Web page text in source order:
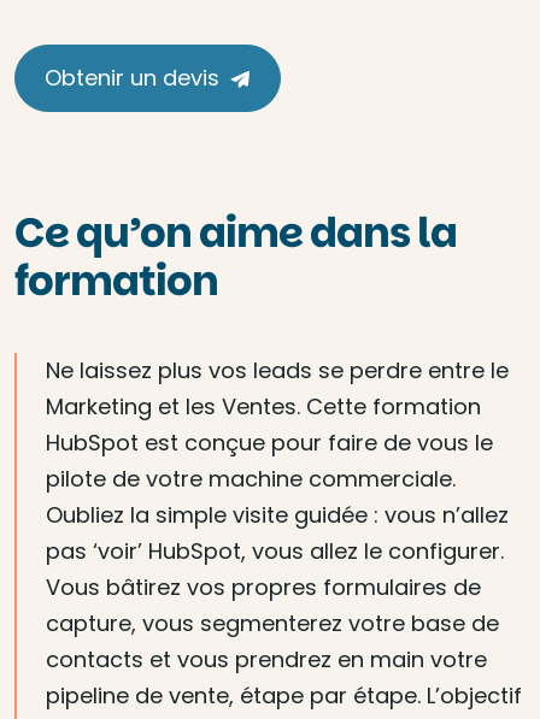
Obtenir un devis
Ce qu’on aime dans la
formation
Ne laissez plus vos leads se perdre entre le
Marketing et les Ventes. Cette formation
HubSpot est conçue pour faire de vous le
pilote de votre machine commerciale.
Oubliez la simple visite guidée : vous n’allez
pas ‘voir’ HubSpot, vous allez le configurer.
Vous bâtirez vos propres formulaires de
capture, vous segmenterez votre base de
contacts et vous prendrez en main votre
pipeline de vente, étape par étape. L’objectif